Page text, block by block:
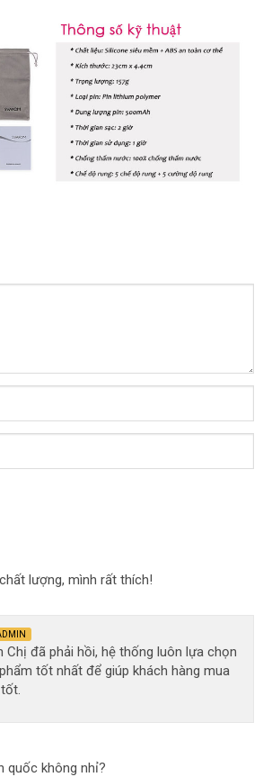
lượng, mình rất thích!
Chị đã phải hồi, hệ thống luôn lựa chọn
tốt nhất để giúp khách hàng mua
quốc không nhỉ?